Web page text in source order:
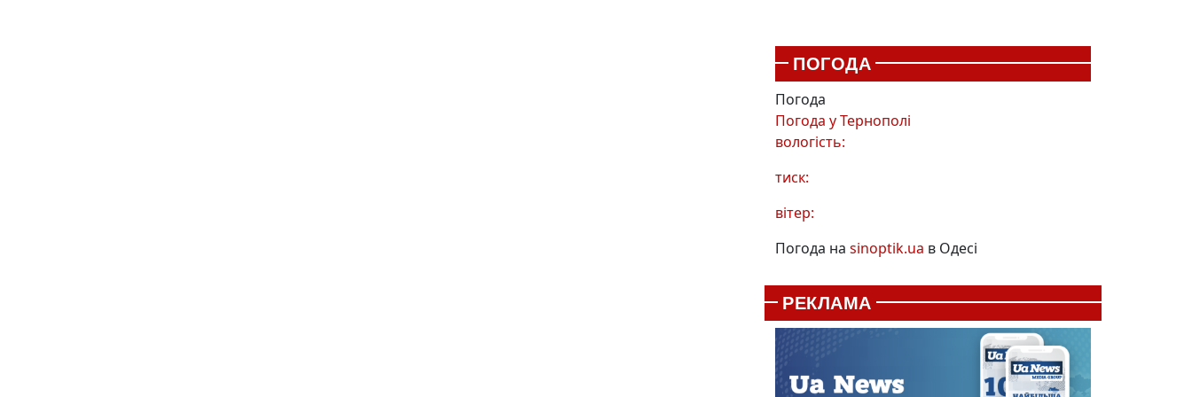
ПОГОДА
Погода
Погода уТернополі
вологість:
тиск:
вітер:
Погода на sinoptik.ua в Одесі
РЕКЛАМА